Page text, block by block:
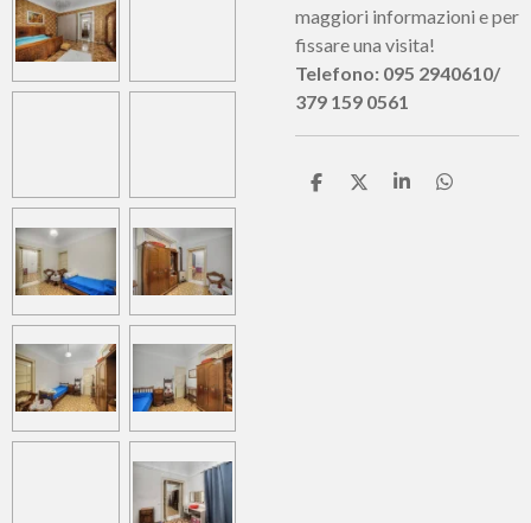
maggiori informazioni e per
fissare una visita!
Telefono: 095 2940610/
379 159 0561
C
C
C
C